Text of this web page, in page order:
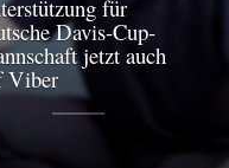
für
Davis-Cup-
jetzt auch
Viber